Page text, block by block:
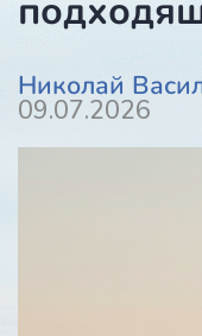
Николай
09.07.2026